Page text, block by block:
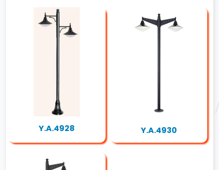
Y.A.4928 Y.A.4930